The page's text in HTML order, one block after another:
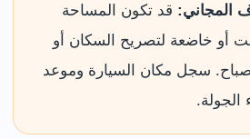
المجاني: قد تكون المساحة
أو خاضعة لتصريح السكان أو
سجل مكان السيارة وموعد
الجولة.